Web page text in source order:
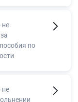
не
по
не